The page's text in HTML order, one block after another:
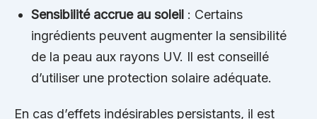
Sensibilité accrue au soleil : Certains
ingrédients peuvent augmenter la sensibilité
de la peau aux rayons UV. Il est conseillé
d’utiliser une protection solaire adéquate.
En cas d’effets indésirables persistants, il est